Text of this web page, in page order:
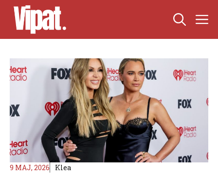
Skip
content
9 MAJ, 2026 Klea